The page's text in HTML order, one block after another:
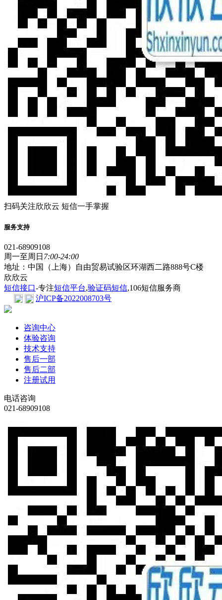
扫码关注欣欣云 短信一手掌握
服务支持
021-68909108
周一至周日 7:00-24:00
地址：中国（上海）自由贸易试验区环湖西二路888号C楼
欣欣云
短信接口-专注短信平台,验证码短信,106短信服务商
沪ICP备2022008703号
咨询中心
体验咨询
技术支持
售后一部
售后二部
注册试用
电话咨询
021-68909108